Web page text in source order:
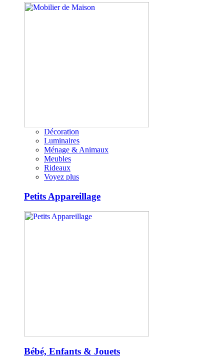
Décoration
Luminaires
Ménage & Animaux
Meubles
Rideaux
Voyez plus
Petits Appareillage
Bébé, Enfants & Jouets